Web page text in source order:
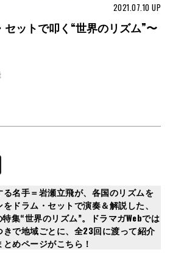
2021.07.10 UP
ットで叩く“世界のリズム”〜
名手＝岩瀬立飛が、各国のリズムを
ドラム・セットで演奏＆解説した、
特集“世界のリズム”。ドラマガWebでは
で地域ごとに、全23回に渡って紹介
めページがこちら！